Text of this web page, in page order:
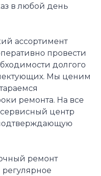
в любой день
ассортимент
провести
долгого
Мы ценим
ремонта. На все
центр
ремонт